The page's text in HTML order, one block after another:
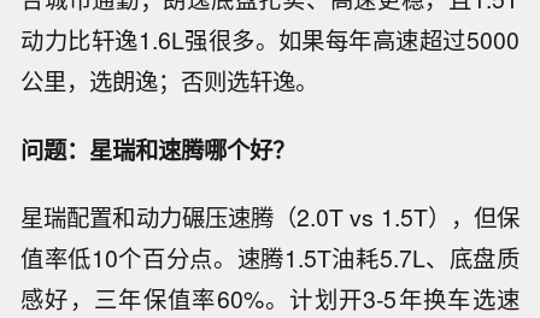
动力比轩逸1.6L强很多。如果每年高速超过5000
公里，选朗逸；否则选轩逸。
问题：星瑞和速腾哪个好？
星瑞配置和动力碾压速腾（2.0T vs 1.5T），但保
值率低10个百分点。速腾1.5T油耗5.7L、底盘质
感好，三年保值率60%。计划开3-5年换车选速